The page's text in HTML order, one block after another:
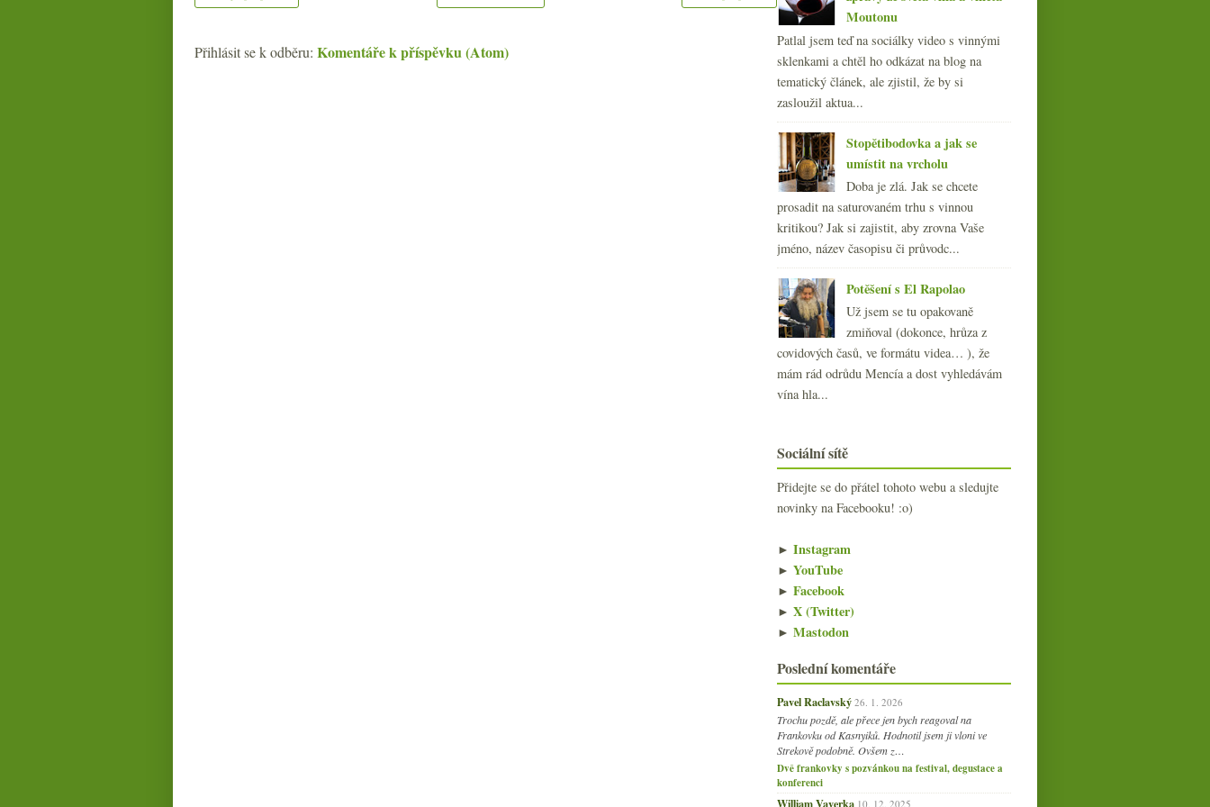
Přihlásit se k odběru: Komentáře k příspěvku (Atom)
Moutonu
Patlal jsem teď na sociálky video s vinnými
sklenkami a chtěl ho odkázat na blog na
tematický článek, ale zjistil, že by si
zasloužil aktua...
Stopětibodovka a jak se
umístit na vrcholu
Doba je zlá. Jak se chcete
prosadit na saturovaném trhu s vinnou
kritikou? Jak si zajistit, aby zrovna Vaše
jméno, název časopisu či průvodc...
Potěšení s El Rapolao
Už jsem se tu opakovaně
zmiňoval (dokonce, hrůza z
covidových časů, ve formátu videa… ), že
mám rád odrůdu Mencía a dost vyhledávám
vína hla...
Sociální sítě
Přidejte se do přátel tohoto webu a sledujte
novinky na Facebooku! :o)
► Instagram
► YouTube
► Facebook
► X (Twitter)
► Mastodon
Poslední komentáře
Pavel Raclavský 26. 1. 2026
Trochu pozdě, ale přece jen bych reagoval na
Frankovku od Kasnyiků. Hodnotil jsem ji vloni ve
Strekově podobně. Ovšem z…
Dvě frankovky s pozvánkou na festival, degustace a
konferenci
William Vaverka 10. 12. 2025